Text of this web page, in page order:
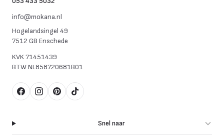
info@mokana.nl
Hogelandsingel 49
7512 GB Enschede
KVK71451439
BTWNL858720681B01
FacebookInstagram
Pinterest
TikTok
Snel naar